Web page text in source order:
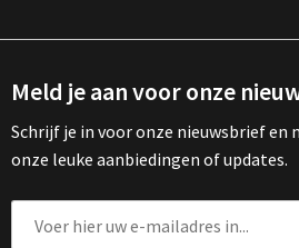
Meld je aan voor onze
Schrijf je in voor onze nieuwsbrief en
onze leuke aanbiedingen of updates.